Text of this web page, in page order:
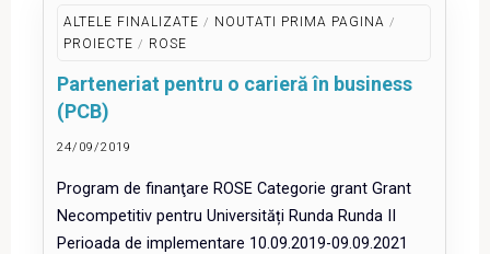
pentru
prevenirea
Studenților
de
la
(COMPAS
GEO)"
ALTELE FINALIZATE / NOUTATI PRIMA PAGINA /
PROIECTE / ROSE
Parteneriat pentru o carieră în business
(PCB)
24/09/2019
Program de finanţare ROSE Categorie grant Grant
Necompetitiv pentru Universități Runda Runda II
Perioada de implementare 10.09.2019-09.09.2021